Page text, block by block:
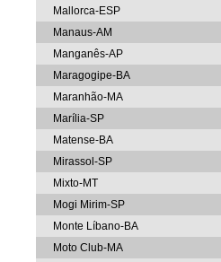
Mallorca-ESP
Manaus-AM
Manganês-AP
Maragogipe-BA
Maranhão-MA
Marília-SP
Matense-BA
Mirassol-SP
Mixto-MT
Mogi Mirim-SP
Monte Líbano-BA
Moto Club-MA